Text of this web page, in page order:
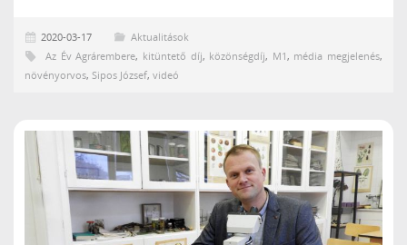
2020-03-17
Aktualitások
Az Év Agrárembere, kitüntető díj, közönségdíj, M1, média megjelenés,
növényorvos, Sipos József, videó